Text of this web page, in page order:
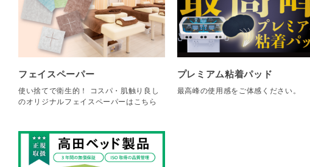
フェイスペーパー
使い捨てで衛生的！ コスパ・肌触り良し
のオリジナルフェイスペーパーはこちら
プレミアム粘着パッド
最高峰の使用感をご体感ください。